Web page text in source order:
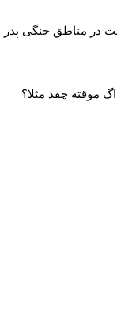
مناطق جنگی پدر
چقد مثلا؟